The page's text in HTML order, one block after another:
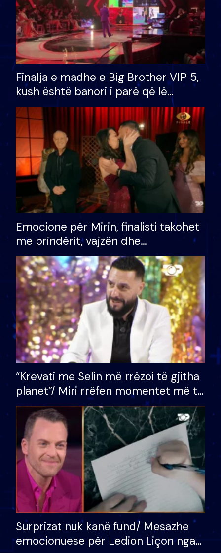
Finalja e madhe e Big Brother VIP 5,
kush është banori i parë që lë
shtëpinë dhe humb mundësinë për
të fituar çmimin e madh
Emocione për Mirin, finalisti takohet
me prindërit, vajzën dhe
bashkëshorten: S’kemi ndonjë letër
divorci apo jo?
“Krevati me Selin më rrëzoi të gjitha
planet”/ Miri rrëfen momentet më të
bukura në shtëpinë e BB VIP: Do më
mungojë zilja e mëngjesit kur…
Surprizat nuk kanë fund/ Mesazhe
emocionuese për Ledion Liçon nga